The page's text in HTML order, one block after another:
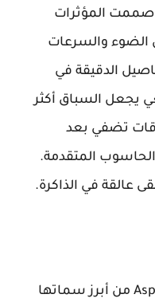
صممت المؤثرات
الضوء والسرعات
الدقيقة في
يجعل السباق أكثر
تضفي بعد
المتقدمة.
عالقة في الذاكرة.
يعد تنوع السيارات في Asphalt 9 PC من أبرز سماتها